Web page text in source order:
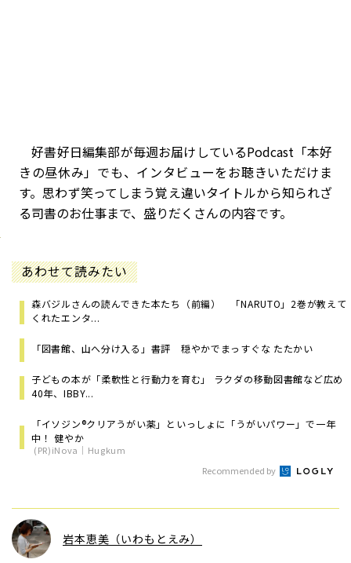
好書好日編集部が毎週お届けしているPodcast「本好
きの昼休み」でも、インタビューをお聴きいただけま
す。思わず笑ってしまう覚え違いタイトルから知られざ
る司書のお仕事まで、盛りだくさんの内容です。
あわせて読みたい
森バジルさんの読んできた本たち（前編） 「NARUTO」2巻が教えて
くれたエンタ...
「図書館、山へ分け入る」書評 穏やかでまっすぐな たたかい
子どもの本が「柔軟性と行動力を育む」 ラクダの移動図書館など広め
40年、IBBY...
「イソジン®クリアうがい薬」といっしょに「うがいパワー」で一年
中！ 健やか
(PR)iNova｜Hugkum
Recommended by
岩本恵美（いわもとえみ）